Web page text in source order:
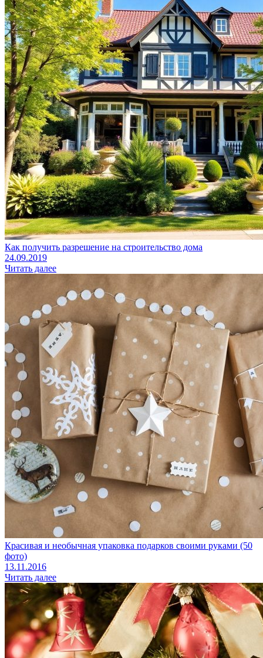
Как получить разрешение на строительство дома
24.09.2019
Читать далее
Красивая и необычная упаковка подарков своими руками (50
фото)
13.11.2016
Читать далее